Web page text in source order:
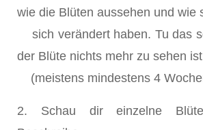
wie die Blüten aussehen und wie
sich verändert haben. Tu das
der Blüte nichts mehr zu sehen ist
(meistens mindestens 4
2. Schau dir einzelne